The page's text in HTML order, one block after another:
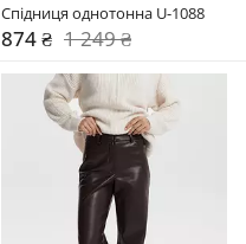
Спідниця однотонна U-1088
874 ₴ 1 249 ₴